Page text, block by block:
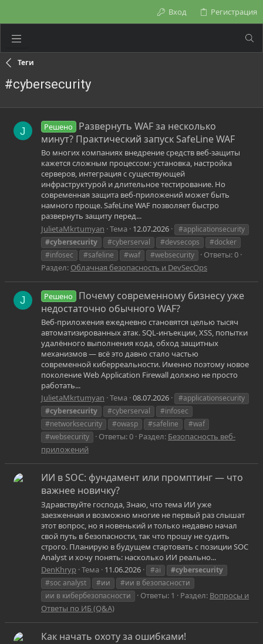
Вход Регистрация
Теги
#cybersecurity
J Решено
Развернуть WAF за несколько
минут? Практический запуск SafeLine WAF
Во многих компаниях внедрение средств веб-защиты
кажется сложным процессом: установка, настройка
серверов, интеграция с существующей
инфраструктурой и длительное тестирование. Но
современная защита веб-приложений может быть
намного проще. SafeLine WAF позволяет быстро
развернуть защиту перед...
JulietaMkrtumyan Тема 12.07.2026
#applicationsecurity
#cybersecurity
#cyberserval #devsecops
#docker
#infosec
#safeline #waf #websecurity
Ответы: 0
Раздел: Облачная безопасность и DevSecOps
J Решено
Почему современному бизнесу уже
недостаточно обычного WAF?
Веб-приложения ежедневно становятся целью тысяч
автоматизированных атак. SQL-инъекции, XSS, попытки
удалённого выполнения кода, обход защитных
механизмов — всё это давно стало частью
современной киберреальности. Именно поэтому новое
поколение Web Application Firewall должно не просто
работать...
JulietaMkrtumyan Тема 08.07.2026
#applicationsecurity
#cybersecurity
#cyberserval
#infosec
#networksecurity
#owasp #safeline
#waf
#websecurity
Ответы: 0 Раздел: Безопасность веб-
приложений
ИИ в SOC: фундамент или промптинг — что
важнее новичку?
Здравствуйте господа, Знаю, что тема ИИ уже
заезженная и возможно многие не первый раз слышат
этот вопрос, но я новенький и только недавно начал
свой путь в безопасности, так что прошу не судить
строго. Планирую в будущем стартовать с позиции SOC
Analyst и хочу понять: насколько ИИ реально...
DenKhryp Тема 11.06.2026 #ai
#cybersecurity
#soc analyst
#ии
#ии в безопасности
ии в кибербезопасности
Ответы: 1 Раздел: Вопросы и
Ответы по ИБ (Q&A)
Как начать охоту за ошибками!